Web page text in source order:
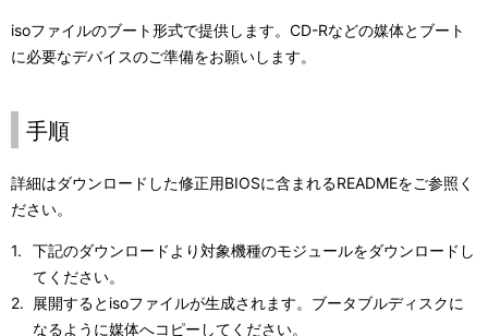
isoファイルのブート形式で提供します。CD-Rなどの媒体とブート
に必要なデバイスのご準備をお願いします。
手順
詳細はダウンロードした修正用BIOSに含まれるREADMEをご参照く
ださい。
下記のダウンロードより対象機種のモジュールをダウンロードし
てください。
展開するとisoファイルが生成されます。ブータブルディスクに
なるように媒体へコピーしてください。